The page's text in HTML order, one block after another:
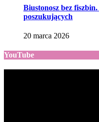
Biustonosz bez
poszukujących
20 marca 2026
YouTube